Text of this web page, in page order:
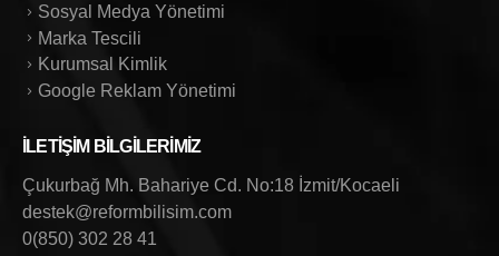
Sosyal Medya Yönetimi
Marka Tescili
Kurumsal Kimlik
Google Reklam Yönetimi
İLETIŞIM BILGILERIMIZ
Çukurbağ Mh. Bahariye Cd. No:18 İzmit/Kocaeli
destek@reformbilisim.com
0(850) 302 28 41